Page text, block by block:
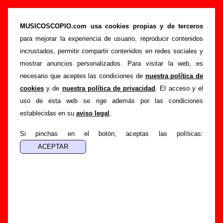
MUSICOSCOPIO.com usa cookies propias y de terceros
para mejorar la experiencia de usuario, reproducir contenidos
incrustados, permitir compartir contenidos en redes sociales y
mostrar anuncios personalizados. Para visitar la web, es
necesario que aceptes las condiciones de nuestra política de
cookies y de nuestra política de privacidad . El acceso y el
uso de esta web se rige además por las condiciones
establecidas en su aviso legal .
Si pinchas en el botón, aceptas las políticas:
Telefilme - Añadir o corregir información
Portada >Telefilme >Añadir
Si tienes información adicional, puedes enviar nueva
información o corregir la existente mediante el siguiente
formulario o escribiendo un e-mail a
guialven@musicoscopio.com.Gracias por tu
colaboración.
Nombre: